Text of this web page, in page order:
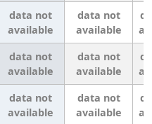
data not
available
data not
available
data not
available
data not
available
data not
available
data not
available